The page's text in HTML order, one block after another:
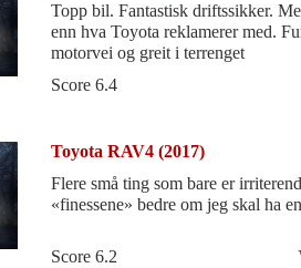
Topp bil. Fantastisk driftssikker.
enn hva Toyota reklamerer med.
motorvei og greit i terrenget
Score 6.4
Toyota RAV4 (2017)
Flere små ting som bare er
«finessene» bedre om jeg skal ha
Score 6.2